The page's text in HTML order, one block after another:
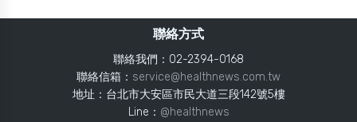
聯絡方式
聯絡我們：02-2394-0168
聯絡信箱： service@healthnews.com.tw
地址：台北市大安區市民大道三段142號5樓
Line： @healthnews